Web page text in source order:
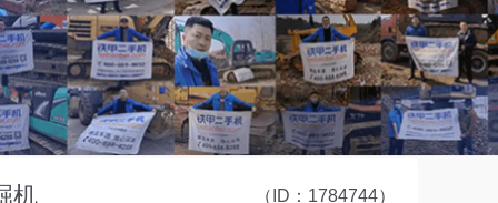
机 （ID：1784744）